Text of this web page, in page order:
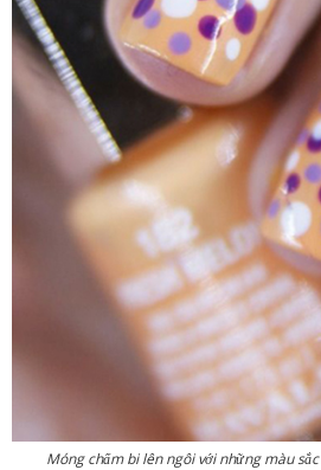
Móng chấm bi lên ngôi với những màu